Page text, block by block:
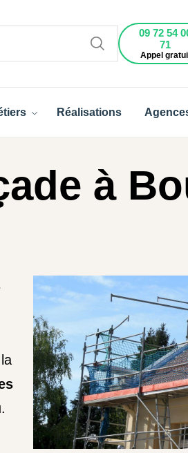
09 72 54
71
Appel
Réalisations
à